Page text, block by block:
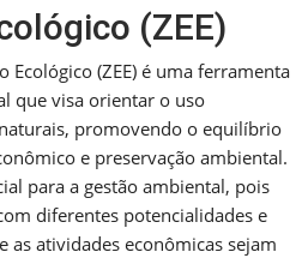
(ZEE)
Ecológico (ZEE) é uma ferramenta
que visa orientar o uso
promovendo o equilíbrio
e preservação ambiental.
para a gestão ambiental, pois
diferentes potencialidades e
as atividades econômicas sejam